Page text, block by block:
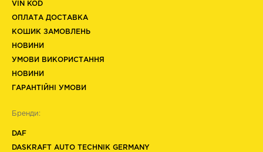
VIN KOD
ОПЛАТА ДОСТАВКА
КОШИК ЗАМОВЛЕНЬ
НОВИНИ
УМОВИ ВИКОРИСТАННЯ
НОВИНИ
ГАРАНТІЙНІ УМОВИ
Бренди:
DAF
DASKRAFT AUTO TECHNIK GERMANY